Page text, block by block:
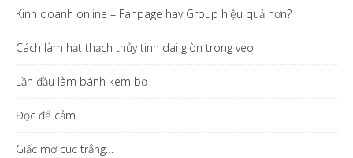
Kinh doanh online – Fanpage hay Group hiệu quả hơn?
Cách làm hạt thạch thủy tinh dai giòn trong veo
Lần đầu làm bánh kem bơ
Đọc để cảm
Giấc mơ cúc trắng…